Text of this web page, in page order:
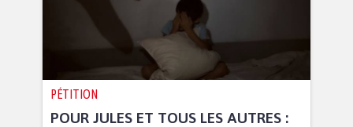
PÉTITION
POUR JULES ET TOUS LES AUTRES :